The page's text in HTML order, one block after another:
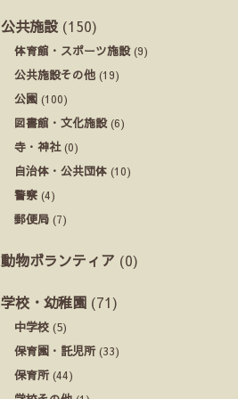
公共施設 (150)
体育館・スポーツ施設(9)
公共施設その他 (19)
公園 (100)
図書館・文化施設(6)
寺・神社(0)
自治体・公共団体 (10)
警察 (4)
郵便局 (7)
動物ボランティア (0)
学校・幼稚園 (71)
中学校 (5)
保育園・託児所(33)
保育所(44)